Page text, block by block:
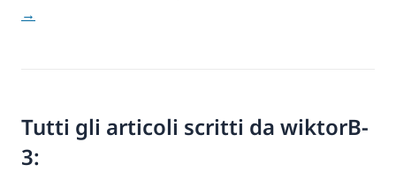
→
Tutti gli articoli scritti da wiktorB-
3: